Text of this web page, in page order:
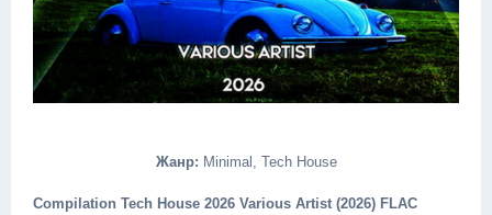
Жанр: Minimal, Tech House
Compilation Tech House 2026 Various Artist (2026) FLAC